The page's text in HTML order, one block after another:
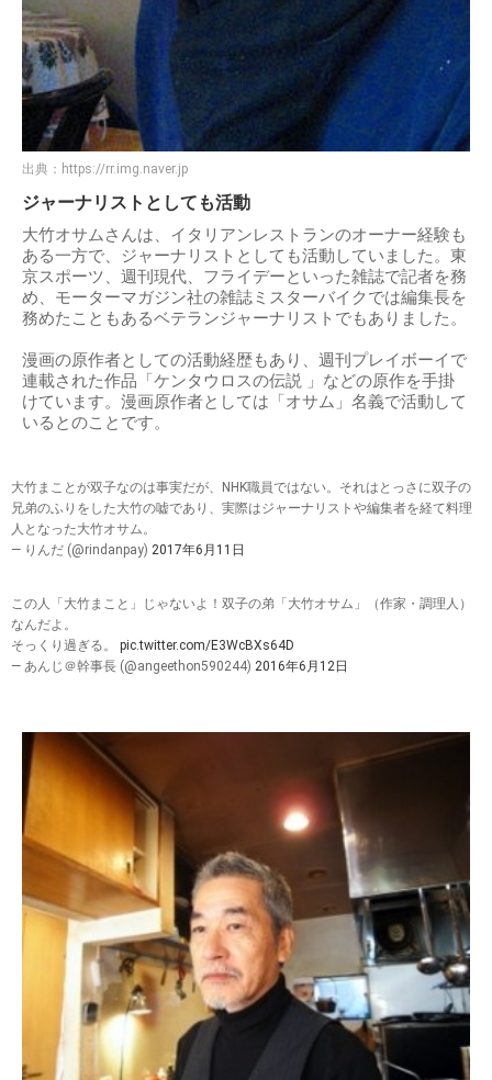
出典： https://rr.img.naver.jp
ジャーナリストとしても活動
大竹オサムさんは、イタリアンレストランのオーナー経験も
ある一方で、ジャーナリストとしても活動していました。東
京スポーツ、週刊現代、フライデーといった雑誌で記者を務
め、モーターマガジン社の雑誌ミスターバイクでは編集長を
務めたこともあるベテランジャーナリストでもありました。
漫画の原作者としての活動経歴もあり、週刊プレイボーイで
連載された作品「ケンタウロスの伝説 」などの原作を手掛
けています。漫画原作者としては「オサム」名義で活動して
いるとのことです。
大竹まことが双子なのは事実だが、NHK職員ではない。それはとっさに双子の
兄弟のふりをした大竹の嘘であり、実際はジャーナリストや編集者を経て料理
人となった大竹オサム。
— りんだ (@rindanpay) 2017年6月11日
この人「大竹まこと」じゃないよ！双子の弟「大竹オサム」（作家・調理人）
なんだよ。
そっくり過ぎる。 pic.twitter.com/E3WcBXs64D
— あんじ＠幹事長 (@angeethon590244) 2016年6月12日